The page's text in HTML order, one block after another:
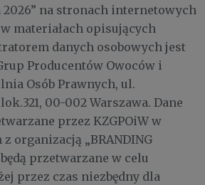
2026” na stronach internetowych
materiałach opisujących
danych osobowych jest
Producentów Owoców i
Osób Prawnych, ul.
00-002 Warszawa. Dane
przez KZGPOiW w
organizacją „BRANDING
będą przetwarzane w celu
przez czas niezbędny dla